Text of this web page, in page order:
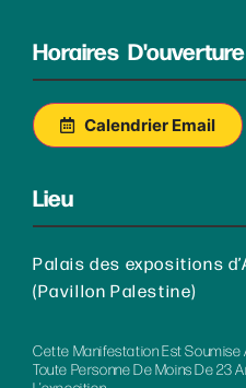
Horaires D'ouverture
Calendrier Email
Lieu
Palais des expositions
(Pavillon Palestine)
Cette Manifestation Est Soumise
Toute Personne De Moins De 23